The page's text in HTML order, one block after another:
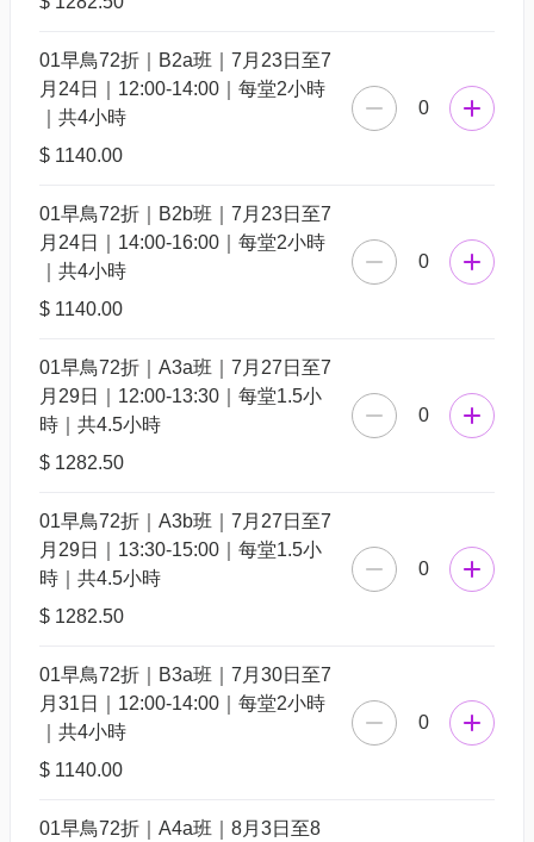
01早鳥72折｜B2a班｜7月23日至7
月24日｜12:00-14:00｜每堂2小時
｜共4小時
$ 1140.00
0
01早鳥72折｜B2b班｜7月23日至7
月24日｜14:00-16:00｜每堂2小時
｜共4小時
$ 1140.00
0
01早鳥72折｜A3a班｜7月27日至7
月29日｜12:00-13:30｜每堂1.5小
時｜共4.5小時
$ 1282.50
0
01早鳥72折｜A3b班｜7月27日至7
月29日｜13:30-15:00｜每堂1.5小
時｜共4.5小時
$ 1282.50
0
01早鳥72折｜B3a班｜7月30日至7
月31日｜12:00-14:00｜每堂2小時
｜共4小時
$ 1140.00
0
01早鳥72折｜A4a班｜8月3日至8